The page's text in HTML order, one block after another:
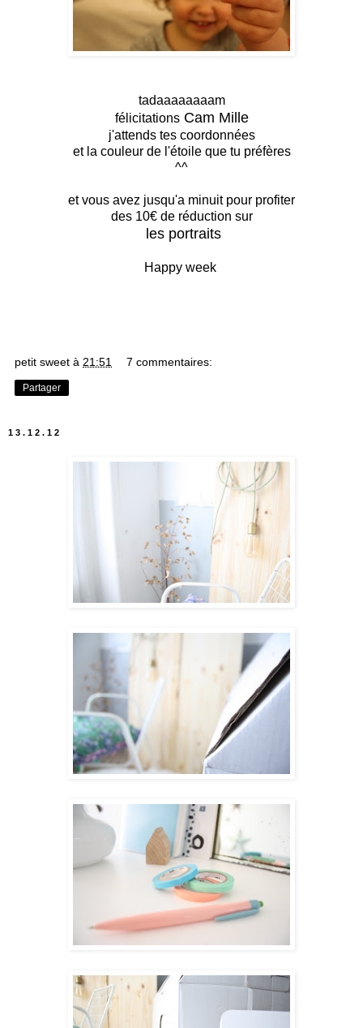
tadaaaaaaaam
félicitations Cam Mille
j'attends tes coordonnées
et la couleur de l'étoile que tu préfères
^^
et vous avez jusqu'a minuit pour profiter
des 10€ de réduction sur
les portraits
Happy week
petit sweet à 21:51 7 commentaires:
Partager
13.12.12